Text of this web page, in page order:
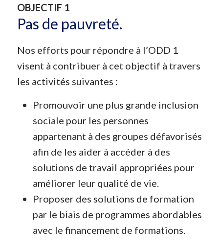
OBJECTIF 1
Pas de pauvreté.
Nos efforts pour répondre à l’ODD 1
visent à contribuer à cet objectif à travers
les activités suivantes :
Promouvoir une plus grande inclusion
sociale pour les personnes
appartenant à des groupes défavorisés
afin de les aider à accéder à des
solutions de travail appropriées pour
améliorer leur qualité de vie.
Proposer des solutions de formation
par le biais de programmes abordables
avec le financement de formations.